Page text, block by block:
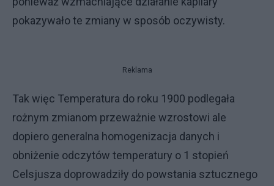
pokazywało te zmiany w sposób oczywisty.
Reklama
Tak więc Temperatura do roku 1900 podlegała
rożnym zmianom przeważnie wzrostowi ale
dopiero generalna homogenizacja danych i
obniżenie odczytów temperatury o 1 stopień
Celsjusza doprowadziły do powstania sztucznego